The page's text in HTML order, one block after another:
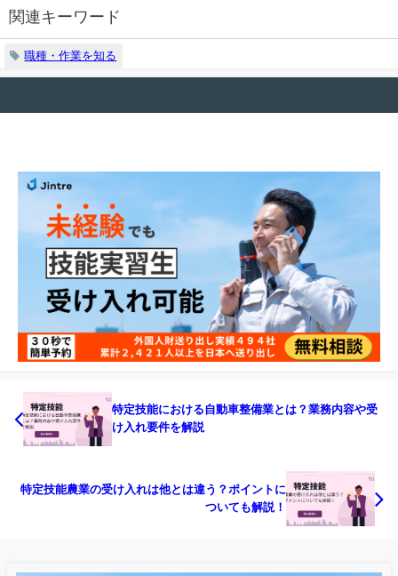
関連キーワード
職種・作業を知る
特定技能における自動車整備業とは？業務内容や受
け入れ要件を解説
特定技能農業の受け入れは他とは違う？ポイントに
ついても解説！